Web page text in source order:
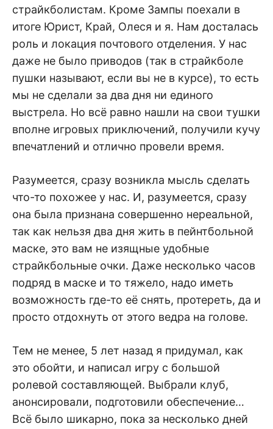
страйкболистам. Кроме Зампы поехали в
итоге Юрист, Край, Олеся и я. Нам досталась
роль и локация почтового отделения. У нас
даже не было приводов (так в страйкболе
пушки называют, если вы не в курсе), то есть
мы не сделали за два дня ни единого
выстрела. Но всё равно нашли на свои тушки
вполне игровых приключений, получили кучу
впечатлений и отлично провели время.
Разумеется, сразу возникла мысль сделать
что-то похожее у нас. И, разумеется, сразу
она была признана совершенно нереальной,
так как нельзя два дня жить в пейнтбольной
маске, это вам не изящные удобные
страйкбольные очки. Даже несколько часов
подряд в маске и то тяжело, надо иметь
возможность где-то её снять, протереть, да и
просто отдохнуть от этого ведра на голове.
Тем не менее, 5 лет назад я придумал, как
это обойти, и написал игру с большой
ролевой составляющей. Выбрали клуб,
анонсировали, подготовили обеспечение…
Всё было шикарно, пока за несколько дней